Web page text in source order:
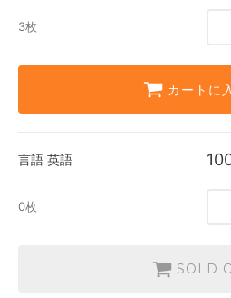
3枚
カートに
言語 英語
0枚
SOLD